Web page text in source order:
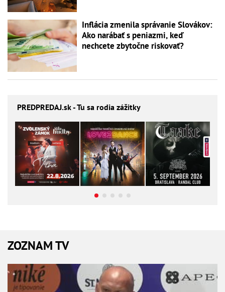
Inflácia zmenila správanie Slovákov:
Ako narábať s peniazmi, keď
nechcete zbytočne riskovať?
PREDPREDAJ.sk - Tu sa rodia zážitky
ZOZNAM TV